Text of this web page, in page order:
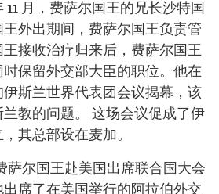
11 月，费萨尔国王的兄长沙特国
外出期间，费萨尔国王负责管
接收治疗归来后，费萨尔国王
保留外交部大臣的职位。他在
斯兰世界代表团会议揭幕，该
教的问题。 这场会议促成了伊
其总部设在麦加。
萨尔国王赴美国出席联合国大会
席了在美国举行的阿拉伯外交